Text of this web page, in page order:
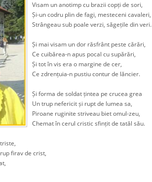
Visam un anotimp cu brazii copți de sori,
Și-un codru plin de fagi, mesteceni cavaleri,
Strângeau sub poale verzi, săgețile din veri.
Și mai visam un dor răsfrânt peste cărări,
Ce cuibărea-n apus pocal cu supărări,
Și tot în vis era o margine de cer,
Ce zdrențuia-n pustiu contur de lăncier.
Și forma de soldat țintea pe crucea grea
Un trup nefericit și rupt de lumea sa,
Piroane ruginite striveau biet omul-zeu,
Chemat în cerul cristic sfințit de tatăl său.
firav de crist,